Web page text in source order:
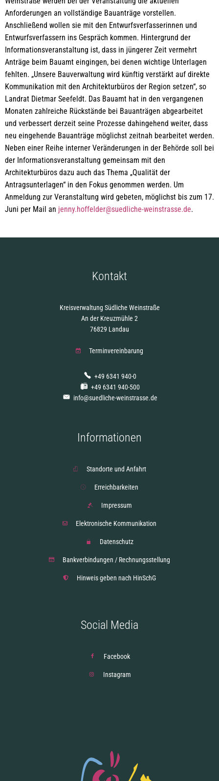
Anforderungen an vollständige Bauanträge vorstellen.
Anschließend wollen sie mit den Entwurfsverfasserinnen und
Entwurfsverfassern ins Gespräch kommen. Hintergrund der
Informationsveranstaltung ist, dass in jüngerer Zeit vermehrt
Anträge beim Bauamt eingingen, bei denen wichtige Unterlagen
fehlten. „Unsere Bauverwaltung wird künftig verstärkt auf direkte
Kommunikation mit den Architekturbüros der Region setzen“, so
Landrat Dietmar Seefeldt. Das Bauamt hat in den vergangenen
Monaten zahlreiche Rückstände bei Bauanträgen abgearbeitet
und verbessert derzeit seine Prozesse dahingehend weiter, dass
neu eingehende Bauanträge möglichst zeitnah bearbeitet werden.
Neben einer Reihe interner Veränderungen in der Behörde soll bei
der Informationsveranstaltung gemeinsam mit den
Architekturbüros dazu auch das Thema „Qualität der
Antragsunterlagen“ in den Fokus genommen werden. Um
Anmeldung zur Veranstaltung wird gebeten, möglichst bis zum 17.
Juni per Mail an jenny.hoffelder@suedliche-weinstrasse.de.
Kontakt
Kreisverwaltung Südliche Weinstraße
An der Kreuzmühle 2
76829 Landau
Terminvereinbarung
+49 6341 940-0
+49 6341 940-500
info@suedliche-weinstrasse.de
Informationen
Standorte und Anfahrt
Erreichbarkeiten
Impressum
Elektronische Kommunikation
Datenschutz
Bankverbindungen / Rechnungsstellung
Hinweis geben nach HinSchG
Social Media
Facebook
Instagram